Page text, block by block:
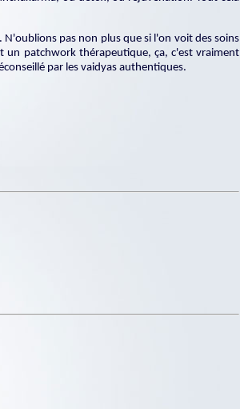
pas non plus que si l'on voit des soins
un patchwork thérapeutique, ça, c'est vraiment
par les vaidyas authentiques.